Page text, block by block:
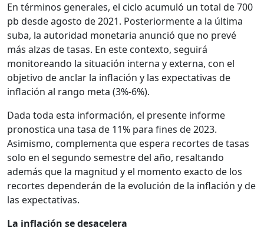
En términos generales, el ciclo acumuló un total de 700
pb desde agosto de 2021. Posteriormente a la última
suba, la autoridad monetaria anunció que no prevé
más alzas de tasas. En este contexto, seguirá
monitoreando la situación interna y externa, con el
objetivo de anclar la inflación y las expectativas de
inflación al rango meta (3%-6%).
Dada toda esta información, el presente informe
pronostica una tasa de 11% para fines de 2023.
Asimismo, complementa que espera recortes de tasas
solo en el segundo semestre del año, resaltando
además que la magnitud y el momento exacto de los
recortes dependerán de la evolución de la inflación y de
las expectativas.
La inflación se desacelera